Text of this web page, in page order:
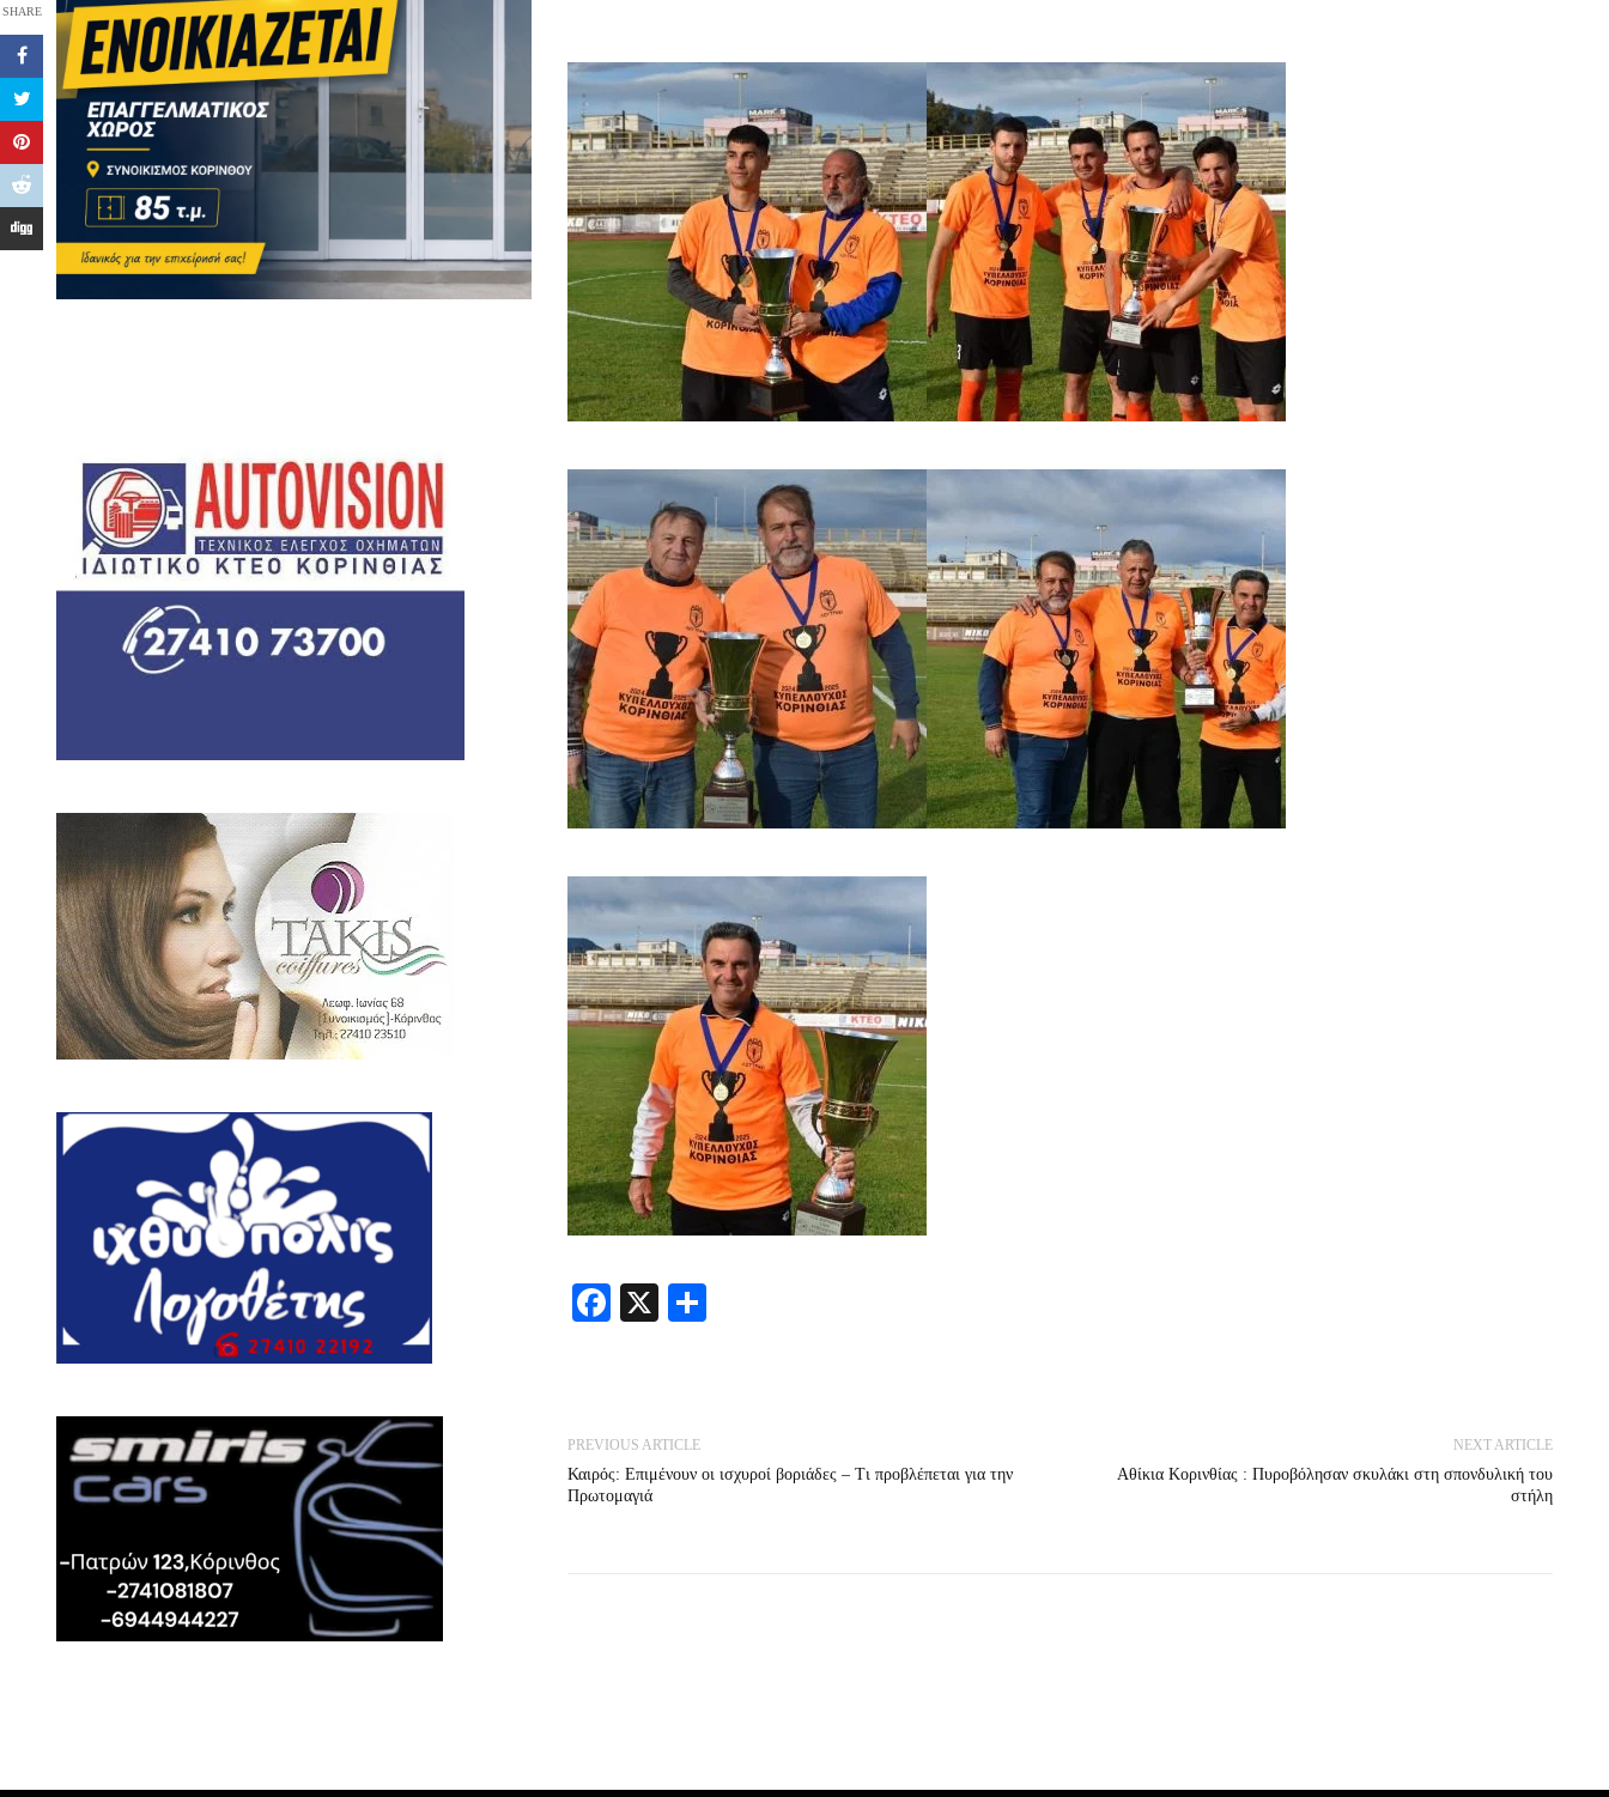
SHARE
Facebook
X Share
PREVIOUS ARTICLE
Καιρός: Επιμένουν οι ισχυροί βοριάδες – Τι προβλέπεται για την
Πρωτομαγιά
NEXT ARTICLE
Αθίκια Κορινθίας : Πυροβόλησαν σκυλάκι στη σπονδυλική του
στήλη